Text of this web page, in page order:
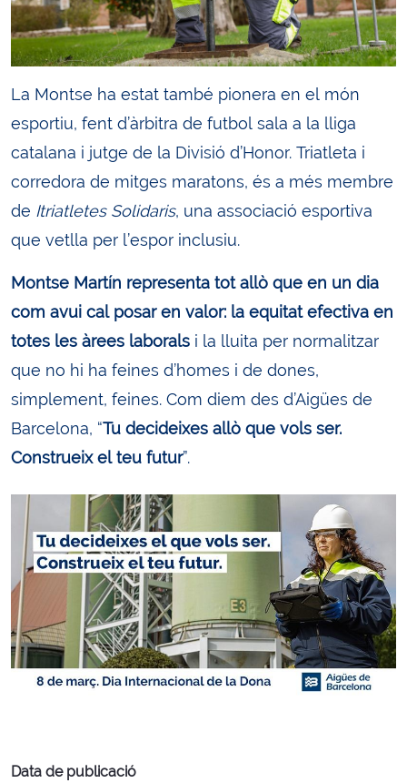
La Montse ha estat també pionera en el món
esportiu, fent d’àrbitra de futbol sala a la lliga
catalana i jutge de la Divisió d’Honor. Triatleta i
corredora de mitges maratons, és a més membre
de Itriatletes Solidaris, una associació esportiva
que vetlla per l’espor inclusiu.
Montse Martín representa tot allò que en un dia
com avui cal posar en valor: la equitat efectiva en
totes les àrees laborals i la lluita per normalitzar
que no hi ha feines d’homes i de dones,
simplement, feines. Com diem des d’Aigües de
Barcelona, “Tu decideixes allò que vols ser.
Construeix el teu futur”.
Data de publicació